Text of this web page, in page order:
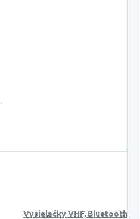
Vysielačky VHF, Bluetooth